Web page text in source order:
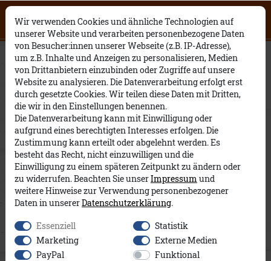
contents.
Open English website
Amadeus A&Co
Wir verwenden Cookies und ähnliche Technologien auf
unserer Website und verarbeiten personenbezogene Daten
von Besucher:innen unserer Webseite (z.B. IP-Adresse),
um z.B. Inhalte und Anzeigen zu personalisieren, Medien
von Drittanbietern einzubinden oder Zugriffe auf unsere
Website zu analysieren. Die Datenverarbeitung erfolgt erst
durch gesetzte Cookies. Wir teilen diese Daten mit Dritten,
die wir in den Einstellungen benennen.
Die Datenverarbeitung kann mit Einwilligung oder
aufgrund eines berechtigten Interesses erfolgen. Die
Zustimmung kann erteilt oder abgelehnt werden. Es
besteht das Recht, nicht einzuwilligen und die
Einwilligung zu einem späteren Zeitpunkt zu ändern oder
zu widerrufen. Beachten Sie unserImpressum und
weitere Hinweise zur Verwendung personenbezogener
Daten in unsererDaten­schutz­erklärung.
Essenziell
Statistik
Marketing
Externe Medien
PayPal
Funktional